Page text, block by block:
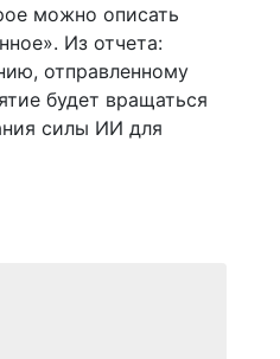
можно описать
Из отчета:
отправленному
будет вращаться
силы ИИ для